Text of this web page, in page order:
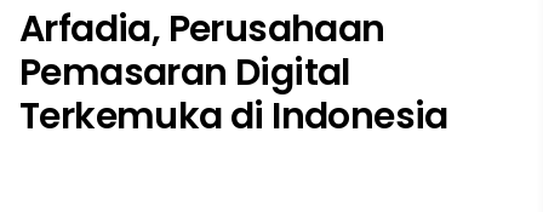
Arfadia, Perusahaan
Pemasaran Digital
Terkemuka di Indonesia